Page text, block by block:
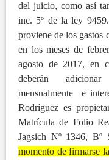
del juicio, como así
inc. 5º de la ley
proviene de los gastos
en los meses de
agosto de 2017, en
deberán
mensualmente e
Rodríguez es
Matrícula de Folio
Jagsich Nº 1346,
momento de firmarse